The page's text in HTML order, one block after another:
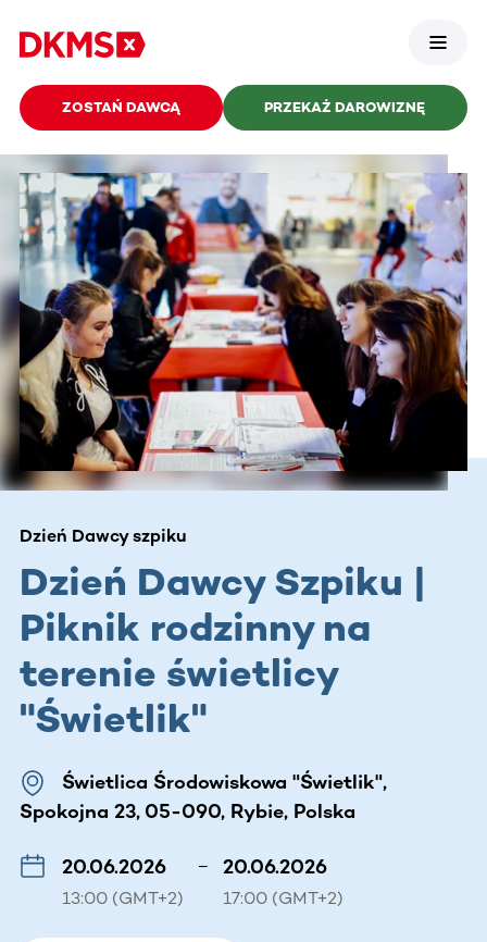
ZOSTAŃ DAWCĄ PRZEKAŻ DAROWIZNĘ
Dzień Dawcy szpiku
Dzień Dawcy Szpiku |
Piknik rodzinny na
terenie świetlicy
"Świetlik"
Świetlica Środowiskowa "Świetlik",
Spokojna 23, 05-090, Rybie, Polska
20.06.2026
13:00 (GMT+2)
– 20.06.2026
17:00 (GMT+2)